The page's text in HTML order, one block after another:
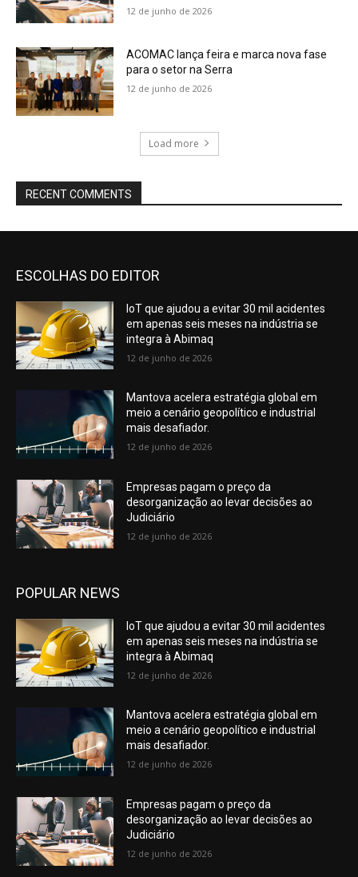
12 de junho de 2026
ACOMAC lança feira e marca nova fase
para o setor na Serra
12 de junho de 2026
Load more
RECENT COMMENTS
ESCOLHAS DO EDITOR
IoT que ajudou a evitar 30 mil acidentes
em apenas seis meses na indústria se
integra à Abimaq
12 de junho de 2026
Mantova acelera estratégia global em
meio a cenário geopolítico e industrial
mais desafiador.
12 de junho de 2026
Empresas pagam o preço da
desorganização ao levar decisões ao
Judiciário
12 de junho de 2026
POPULAR NEWS
IoT que ajudou a evitar 30 mil acidentes
em apenas seis meses na indústria se
integra à Abimaq
12 de junho de 2026
Mantova acelera estratégia global em
meio a cenário geopolítico e industrial
mais desafiador.
12 de junho de 2026
Empresas pagam o preço da
desorganização ao levar decisões ao
Judiciário
12 de junho de 2026